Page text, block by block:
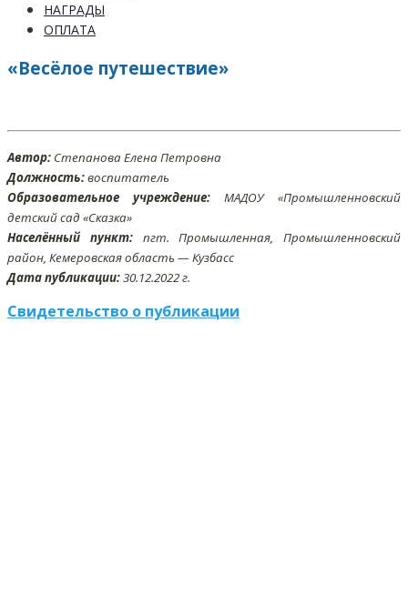
НАГРАДЫ
ОПЛАТА
«Весёлое путешествие»
Автор: Степанова Елена Петровна
Должность:воспитатель
Образовательное учреждение: МАДОУ «Промышленновский
детский сад «Сказка»
Населённый пункт: пгт. Промышленная, Промышленновский
район, Кемеровская область — Кузбасс
Дата публикации:30.12.2022 г.
Свидетельство о публикации